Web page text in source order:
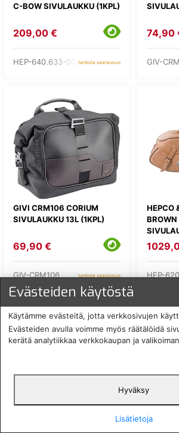
C-BOW SIVULAUKKU (1KPL)
209,00 €
HEP-640.633-00-01tarkista saatavuus
74,90
GIV-
GIVI CRM106 CORIUM
SIVULAUKKU 13L (1KPL)
69,90 €
GIV-CRM106 tarkista saatavuus
HEPCO
HEP-
GIVI
Evästeiden käytöstä
Käytämme evästeitä, jotta verkkosivujen
Evästeiden avulla voimme myös räätälöidä
kerätä analytiikkaa verkkokaupan ja
Hyväksy
Lisätietoja